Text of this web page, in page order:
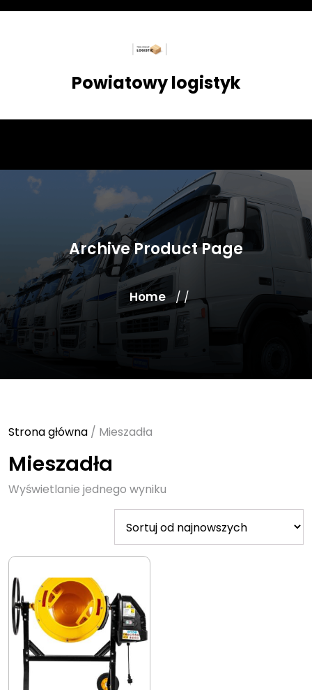
Skip
Powiatowy logistyk
Archive Product Page
Home / /
Strona główna / Mieszadła
Mieszadła
Wyświetlanie jednego wyniku